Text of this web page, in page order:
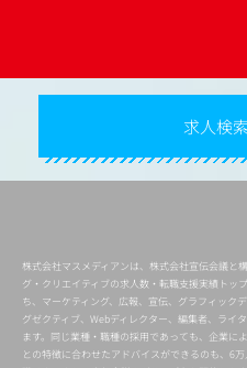
求人検
株式会社マスメディアンは、株式会社宣伝会議と
グ・クリエイティブの求人数・転職支援実績トッ
ち、マーケティング、広報、宣伝、グラフィック
グゼクティブ、Webディレクター、編集者、ライ
ます。同じ業種・職種の採用であっても、企業に
との特徴に合わせたアドバイスができるのも、6